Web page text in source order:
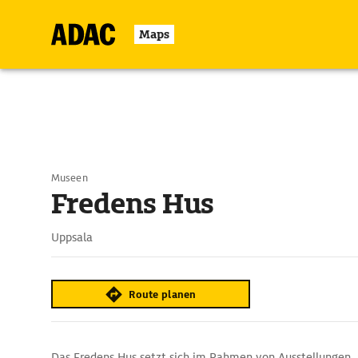
Maps
Museen
Fredens Hus
Uppsala
Route planen